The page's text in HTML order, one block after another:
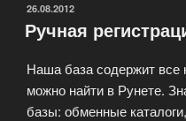
ОПУБЛИКОВАНО
26.08.2012
Ручная
Наша база содержит все
можно найти в Рунете.
базы: обменные